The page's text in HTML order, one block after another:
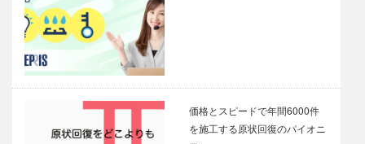
価格とスピードで年間6000件
を施工する原状回復のパイオニ